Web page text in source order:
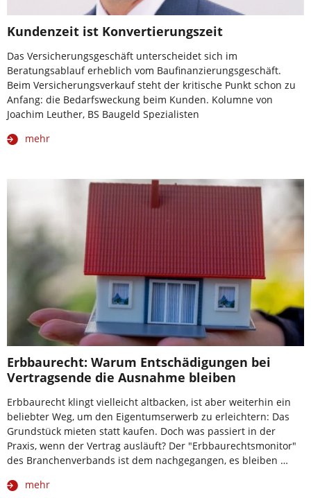
Kundenzeit ist Konvertierungszeit
Das Versicherungsgeschäft unterscheidet sich im
Beratungsablauf erheblich vom Baufinanzierungsgeschäft.
Beim Versicherungsverkauf steht der kritische Punkt schon zu
Anfang: die Bedarfsweckung beim Kunden. Kolumne von
Joachim Leuther, BS Baugeld Spezialisten
mehr
Erbbaurecht: Warum Entschädigungen bei
Vertragsende die Ausnahme bleiben
Erbbaurecht klingt vielleicht altbacken, ist aber weiterhin ein
beliebter Weg, um den Eigentumserwerb zu erleichtern: Das
Grundstück mieten statt kaufen. Doch was passiert in der
Praxis, wenn der Vertrag ausläuft? Der "Erbbaurechtsmonitor"
des Branchenverbands ist dem nachgegangen, es bleiben …
mehr